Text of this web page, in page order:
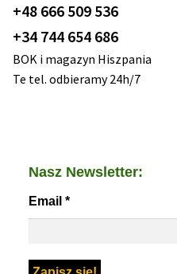
+48 666 509 536
+34 744 654 686
BOK i magazyn Hiszpania
Te tel. odbieramy 24h/7
Nasz Newsletter:
Email *